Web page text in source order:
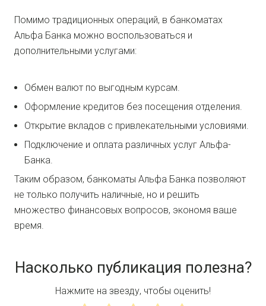
Помимо традиционных операций, в банкоматах
Альфа Банка можно воспользоваться и
дополнительными услугами:
Обмен валют по выгодным курсам.
Оформление кредитов без посещения отделения.
Открытие вкладов с привлекательными условиями.
Подключение и оплата различных услуг Альфа-
Банка.
Таким образом, банкоматы Альфа Банка позволяют
не только получить наличные, но и решить
множество финансовых вопросов, экономя ваше
время.
Насколько публикация полезна?
Нажмите на звезду, чтобы оценить!